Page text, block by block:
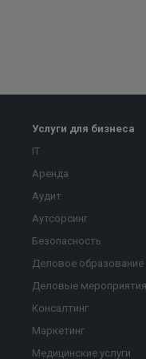
Услуги для бизнеса
IT
Аренда
Аудит
Аутсорсинг
Безопасность
Деловое образование
Деловые мероприятия
Консалтинг
Маркетинг
Медицинские услуги